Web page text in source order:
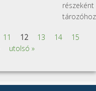
részeként
tározóhoz
11 12 13 14
15
utolsó »